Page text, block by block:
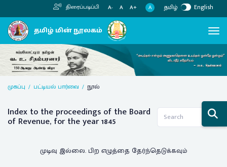
திரைப்படிப்பி A- A A+ A தமிழ் English
Previous Next
முகப்பு பட்டியல் பார்வை நூல்
Index to the proceedings of the Board
of Revenue, for the year 1845
முடிவு இல்லை. பிற எழுத்தை தேர்ந்தெடுக்கவும்